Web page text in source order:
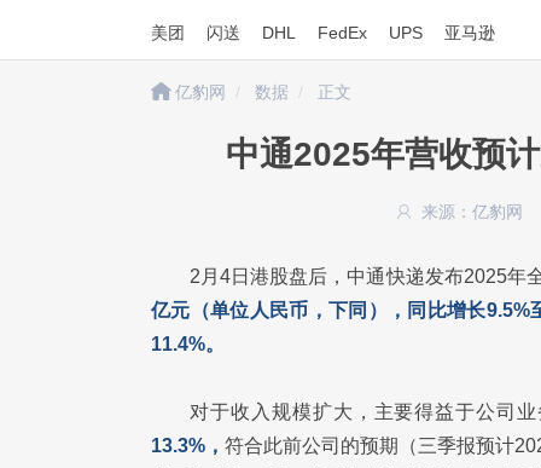
美团 闪送 DHL FedEx UPS 亚马逊
亿豹网 数据 正文
中通2025年营收预
来源：亿豹网
2月4日港股盘后，中通快递发布2025年
亿元（单位人民币，下同），同比增长
11.4%。
对于收入规模扩大，主要得益于公司
13.3%，符合此前公司的预期（三季报预计